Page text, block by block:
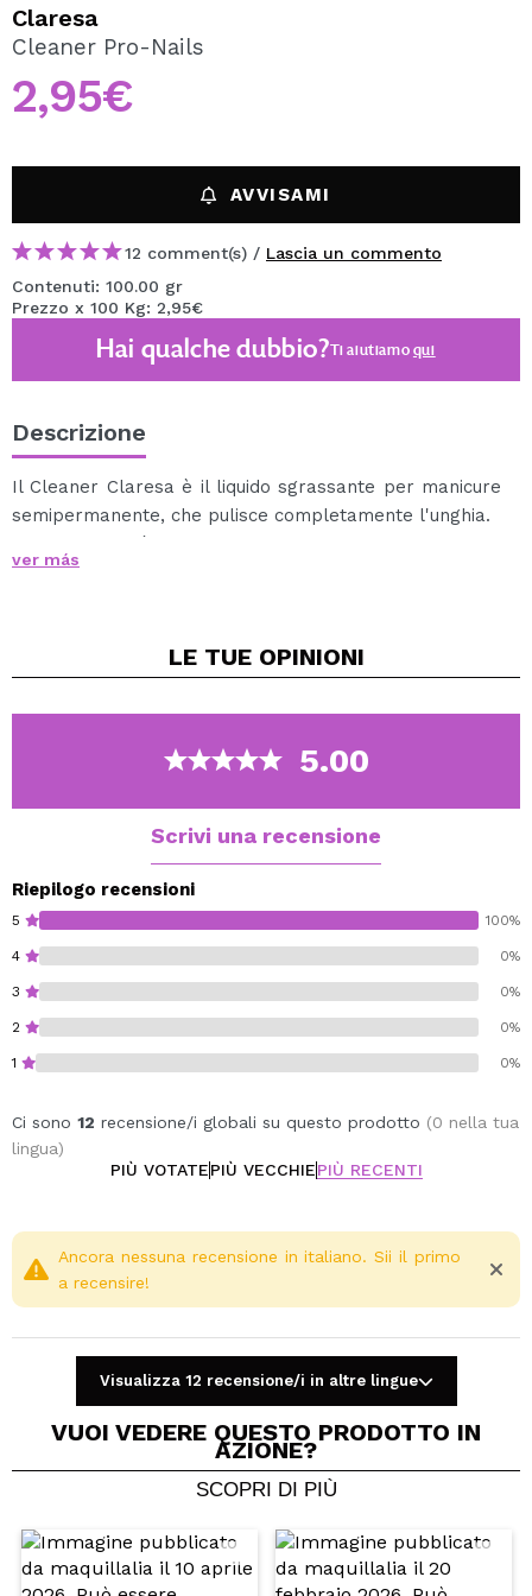
Creando un account su Maquibeauty.it potrai fare i tuoi
acquisti velocemente, controllare lo stato dei tuoi ordini e
consultare le tue operazioni precedenti.
CREARE UN ACCOUNT
Claresa
Cleaner Pro-Nails
2,95€
AVVISAMI
12 comment(s) / Lascia un commento
Contenuti: 100.00 gr
Prezzo x 100 Kg: 2,95€
Hai qualche dubbio?Ti aiutiamoqui
Descrizione
Il Cleaner Claresa è il liquido sgrassante per manicure
semipermanente, che pulisce completamente l'unghia.
Il suo utilizzo è fondamentale per preparare l'unghia
prima dell'applicazione della base, e anche per
passaggio (tranne se si utilizzano i top coat No Wipe di
Pulisce efficacemente anche i pennelli per manicure
professionali immergendo il pennello nel detergente e
asciugandolo su carta di cellulosa.
ver más
LE TUE OPINIONI
5.00
Scrivi una recensione
Riepilogo recensioni
5 100%
4 0%
3 0%
2 0%
1 0%
Ci sono 12 recensione/i globali su questo prodotto (0 nella tua
lingua)
PIÙ VOTATEPIÙ VECCHIEPIÙ RECENTI
Condividi un video o una foto
Il tuo video potrebbe essere il primo. Immaginalo...
Ancora nessuna recensione in italiano. Sii il primo
a recensire!
Visualizza 12 recensione/i in altre lingue
VUOI VEDERE QUESTO PRODOTTO IN
AZIONE?
SCOPRI DI PIÙ